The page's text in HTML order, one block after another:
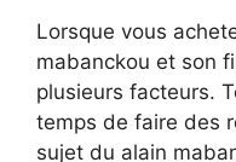
Lorsque vous
mabanckou et son
plusieurs facteurs.
temps de faire des
sujet du alain